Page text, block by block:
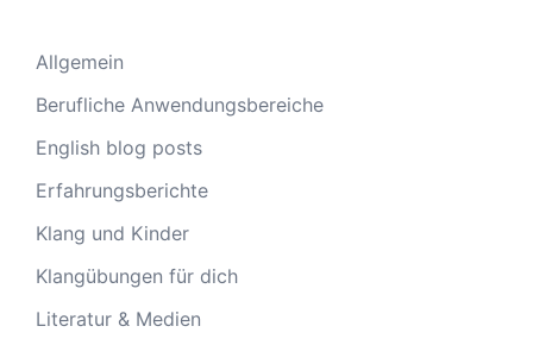
Allgemein
Berufliche Anwendungsbereiche
English blog posts
Erfahrungsberichte
Klang und Kinder
Klangübungen für dich
Literatur & Medien